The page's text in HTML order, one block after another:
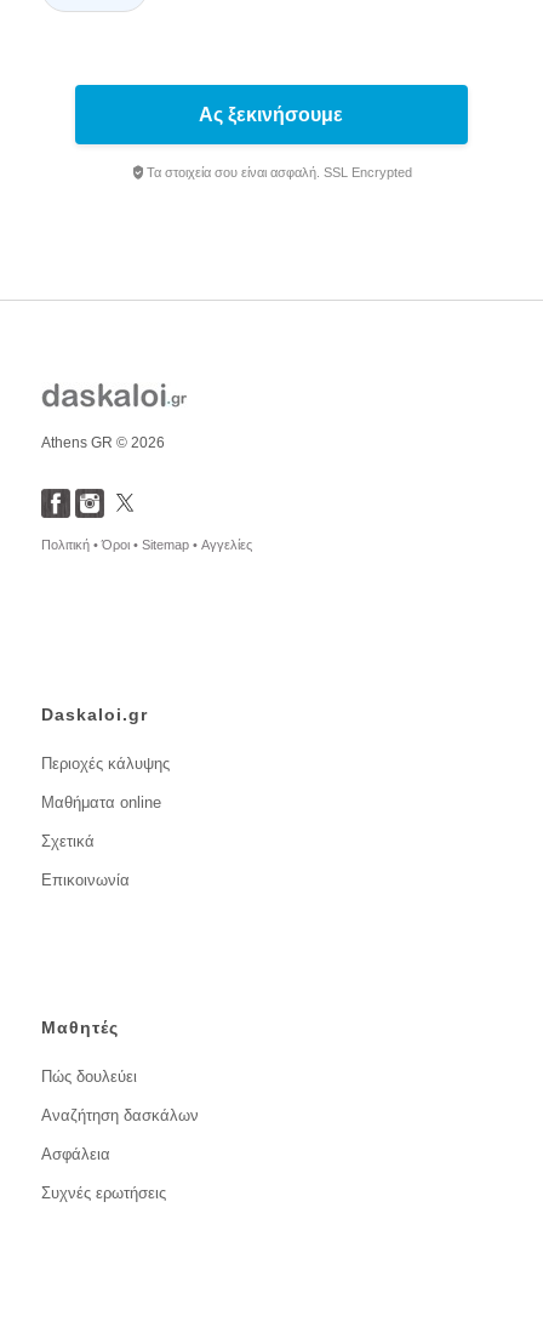
Ας ξεκινήσουμε
Τα στοιχεία σου είναι ασφαλή. SSL Encrypted
Athens GR © 2026
Πολιτική •Όροι • Sitemap • Αγγελίες
Daskaloi.gr
Περιοχές κάλυψης
Μαθήματα online
Σχετικά
Επικοινωνία
Μαθητές
Πώς δουλεύει
Αναζήτηση δασκάλων
Ασφάλεια
Συχνές ερωτήσεις